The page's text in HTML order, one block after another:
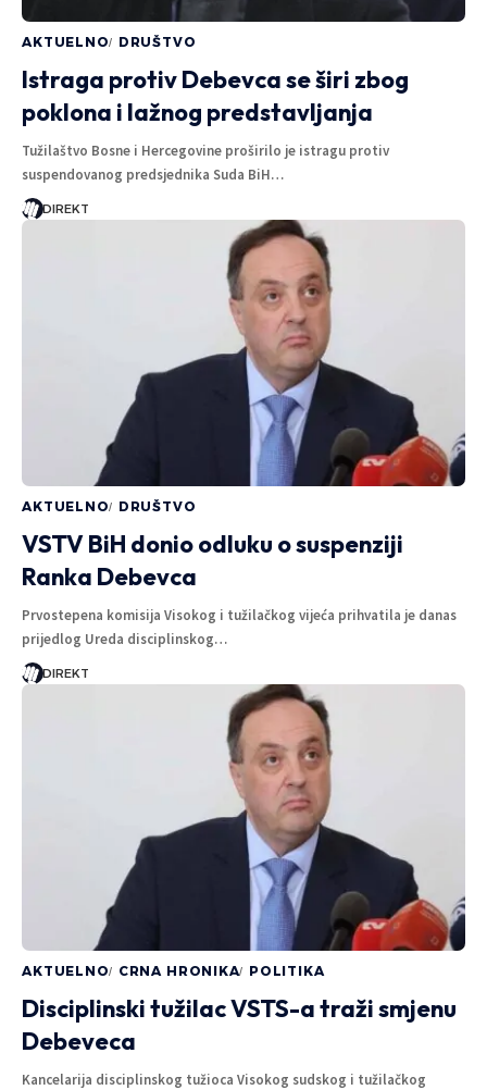
AKTUELNO DRUŠTVO
Istraga protiv Debevca se širi zbog
poklona i lažnog predstavljanja
Tužilaštvo Bosne i Hercegovine proširilo je istragu protiv
suspendovanog predsjednika Suda BiH…
DIREKT
AKTUELNO DRUŠTVO
VSTV BiH donio odluku o suspenziji
Ranka Debevca
Prvostepena komisija Visokog i tužilačkog vijeća prihvatila je danas
prijedlog Ureda disciplinskog…
DIREKT
AKTUELNO CRNA HRONIKA POLITIKA
Disciplinski tužilac VSTS-a traži smjenu
Debeveca
Kancelarija disciplinskog tužioca Visokog sudskog i tužilačkog